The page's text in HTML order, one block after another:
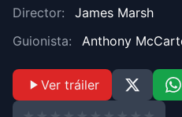
Director:
James Marsh
Guionista:
Anthony
Ver tráiler